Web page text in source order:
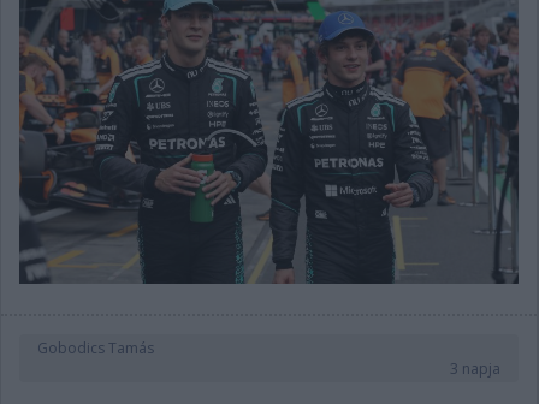
Gobodics Tamás
3 napja